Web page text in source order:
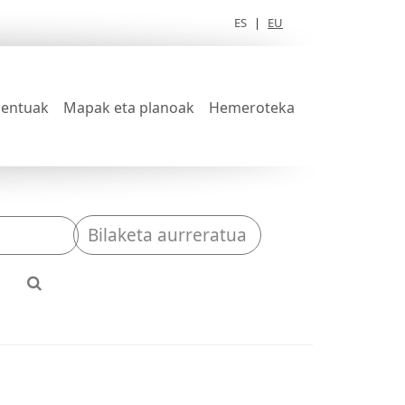
ES | EU
Mapak eta planoak Hemeroteka
Bilaketa aurreratua